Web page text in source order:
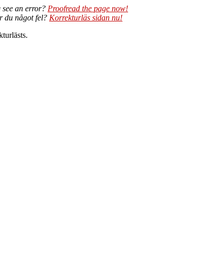
an error? Proofread the page now!
du något fel? Korrekturläs sidan nu!